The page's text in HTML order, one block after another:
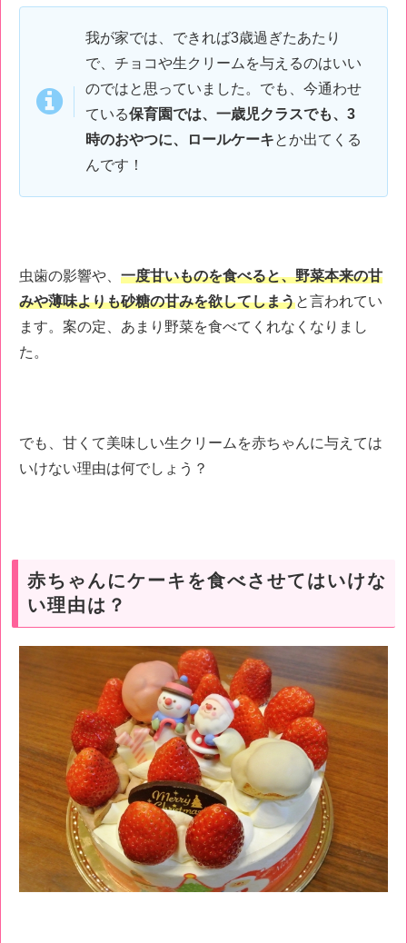
我が家では、できれば3歳過ぎたあたり
で、チョコや生クリームを与えるのはいい
のではと思っていました。 でも、今通わせ
ている保育園では、一歳児クラスでも、 3
時のおやつに、ロールケーキとか出てくる
んです！
虫歯の影響や、 一度甘いものを食べると、野菜本来の甘
みや薄味よりも砂糖の甘みを欲してしまうと言われてい
ます。 案の定、あまり野菜を食べてくれなくなりまし
た。
でも、甘くて美味しい生クリームを赤ちゃんに与えては
いけない理由は何でしょう？
赤ちゃんにケーキを食べさせてはいけな
い理由は？